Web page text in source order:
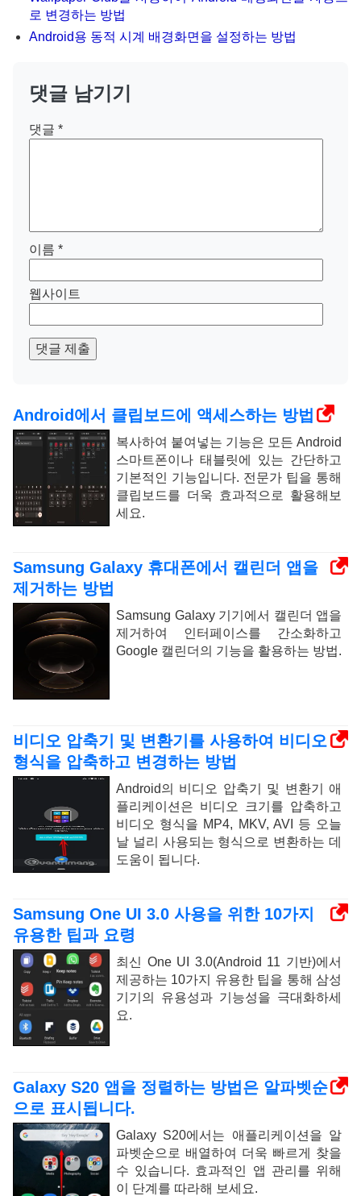
로 변경하는 방법
Android용 동적 시계 배경화면을 설정하는 방법
댓글 남기기
댓글 *
이름 *
웹사이트
댓글 제출
Android에서 클립보드에 액세스하는 방법
복사하여 붙여넣는 기능은 모든 Android
스마트폰이나 태블릿에 있는 간단하고
기본적인 기능입니다. 전문가 팁을 통해
클립보드를 더욱 효과적으로 활용해보
세요.
Samsung Galaxy 휴대폰에서 캘린더 앱을
제거하는 방법
Samsung Galaxy 기기에서 캘린더 앱을
제거하여 인터페이스를 간소화하고
Google 캘린더의 기능을 활용하는 방법.
비디오 압축기 및 변환기를 사용하여 비디오
형식을 압축하고 변경하는 방법
Android의 비디오 압축기 및 변환기 애
플리케이션은 비디오 크기를 압축하고
비디오 형식을 MP4, MKV, AVI 등 오늘
날 널리 사용되는 형식으로 변환하는 데
도움이 됩니다.
Samsung One UI 3.0 사용을 위한 10가지
유용한 팁과 요령
최신 One UI 3.0(Android 11 기반)에서
제공하는 10가지 유용한 팁을 통해 삼성
기기의 유용성과 기능성을 극대화하세
요.
Galaxy S20 앱을 정렬하는 방법은 알파벳순
으로 표시됩니다.
Galaxy S20에서는 애플리케이션을 알
파벳순으로 배열하여 더욱 빠르게 찾을
수 있습니다. 효과적인 앱 관리를 위해
이 단계를 따라해 보세요.